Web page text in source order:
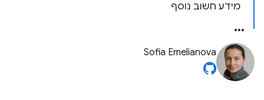
מידע חשוב נוסף
Sofia Emelianova